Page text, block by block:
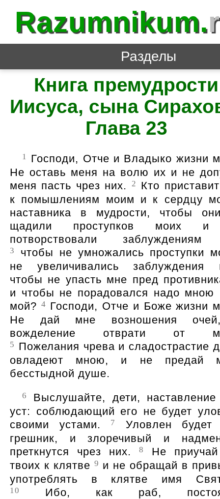
Razumnikum.
Разделы
Книга премудрости
Иисуса, сына
Глава 23
1 Господи, Отче и Владыко жизни
Не оставь меня на волю их и не
меня пасть чрез них.
2
Кто
к помышлениям моим и к сердцу
наставника в мудрости, чтобы
щадили проступков моих
потворствовали
3
чтобы не умножались проступки
не увеличивались заблуждения
чтобы не упасть мне пред
и чтобы не порадовался надо мною
мой? 4 Господи, Отче и Боже жизни
Не дай мне возношения
вожделение отврати от
5 Пожелания чрева и сладострастие
овладеют мною, и не предай
бесстыдной душе.
6
Выслушайте, дети,
уст: соблюдающий его не будет
своими устами.
7
Уловлен будет
грешник, и злоречивый и
преткнутся чрез них.
8
Не
твоих к клятве 9 и не обращай в
употреблять в клятве имя
10
Ибо, как раб,